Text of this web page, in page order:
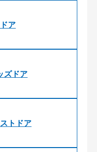
ア
ズドア
トドア